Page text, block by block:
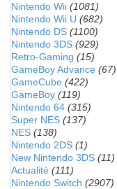
Nintendo Wii (1081)
Nintendo Wii U (682)
Nintendo DS (1100)
Nintendo 3DS (929)
Retro-Gaming (15)
GameBoy Advance (67)
GameCube (422)
GameBoy (119)
Nintendo 64 (315)
Super NES (137)
NES (138)
Nintendo 2DS (1)
New Nintendo 3DS (11)
Actualité (111)
Nintendo Switch (2907)